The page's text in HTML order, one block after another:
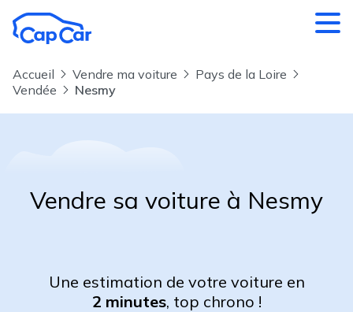
Accueil Vendre ma voiture
Pays de la Loire
Vendée
Nesmy
Vendre sa voiture à Nesmy
Une estimation de votre voiture en
2 minutes, top chrono !